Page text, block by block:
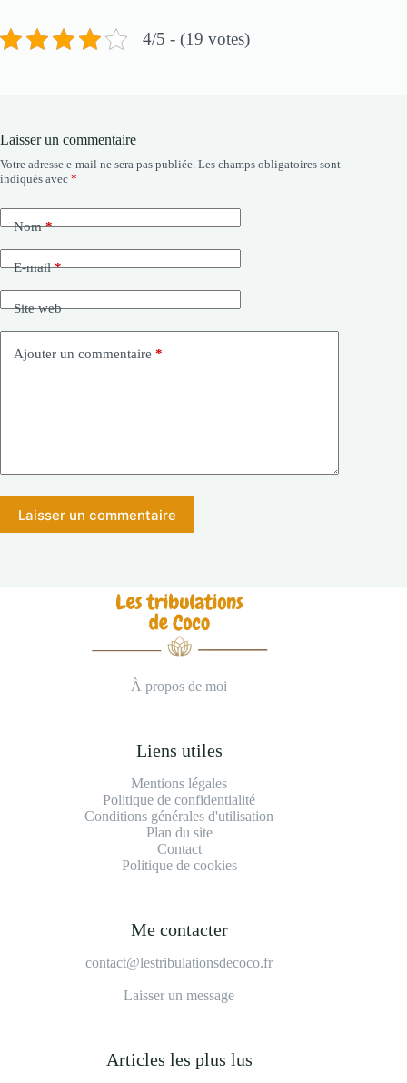
4/5 - (19 votes)
Laisser un commentaire
Votre adresse e-mail ne sera pas publiée. Les champs obligatoires sont
indiqués avec *
Nom*
E-mail*
Site web
Ajouter un commentaire *
Laisser un commentaire
À propos de moi
Liens utiles
Mentions légales
Politique de confidentialité
Conditions générales d'utilisation
Plan du site
Contact
Politique de cookies
Me contacter
contact@lestribulationsdecoco.fr
Laisser un message
Articles les plus lus